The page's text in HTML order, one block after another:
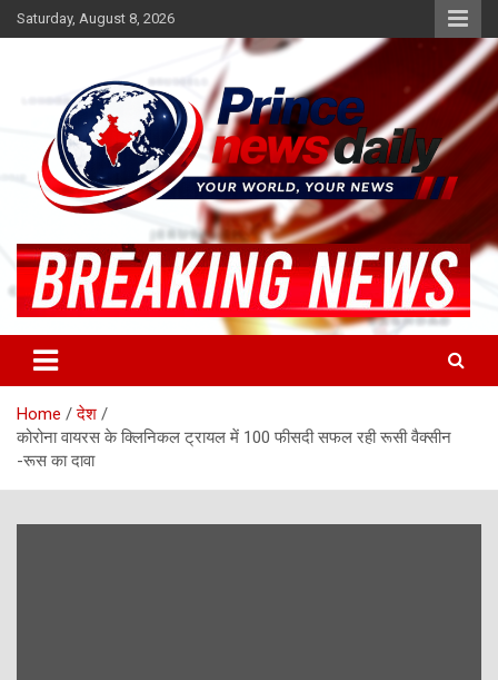
Skip
to
Saturday, August 8, 2026
Princenews Daily
Home
देश
कोरोना वायरस के क्लिनिकल ट्रायल में 100 फीसदी सफल रही रूसी वैक्सीन
-रूस का दावा